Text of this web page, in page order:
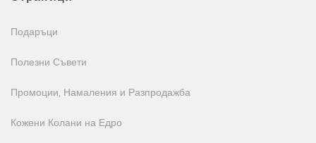
Подаръци
Полезни Съвети
Промоции, Намаления и Разпродажба
Кожени Колани на Едро